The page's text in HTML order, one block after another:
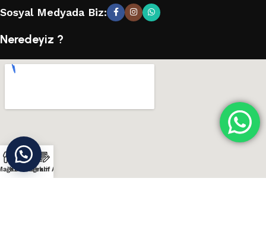
Sosyal Medyada Biz:
Neredeyiz ?
Konum
Instagram
Teklif Al